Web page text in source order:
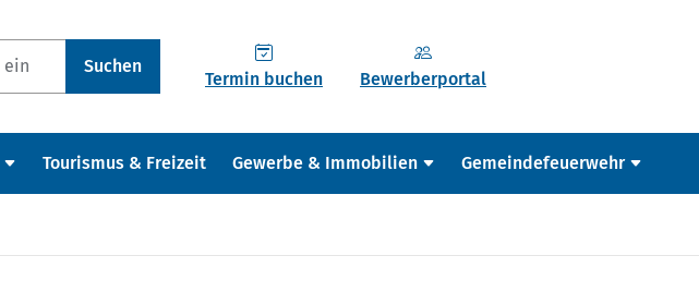
Suchen
Termin buchen Bewerberportal
Tourismus & Freizeit Gewerbe & Immobilien Gemeindefeuerwehr